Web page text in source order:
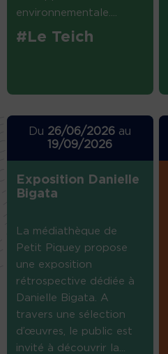
environnementale....
#Le Teich
Du 26/06/2026 au
19/09/2026
Exposition Danielle
Bigata
La médiathèque de
Petit Piquey propose
une exposition
rétrospective dédiée à
Danielle Bigata. A
travers une sélection
d’œuvres, le public est
invité à découvrir la...